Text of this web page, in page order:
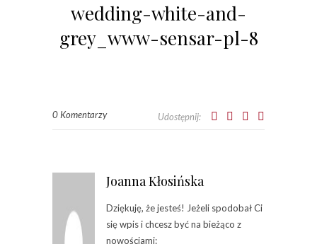
wedding-white-and-
grey_www-sensar-pl-8
0 Komentarzy Udostępnij:
Joanna Kłosińska
Dziękuję, że jesteś! Jeżeli spodobał Ci
się wpis i chcesz być na bieżąco z
nowościami: